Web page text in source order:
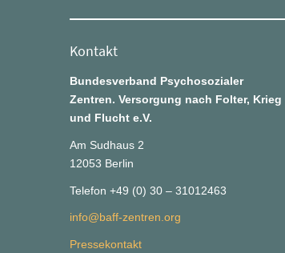
Kontakt
Bundesverband Psychosozialer
Zentren. Versorgung nach Folter, Krieg
und Flucht e.V.
Am Sudhaus 2
12053 Berlin
Telefon +49 (0) 30 – 31012463
info@baff-zentren.org
Pressekontakt